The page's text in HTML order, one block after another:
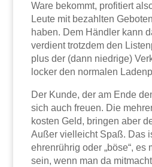
Ware bekommt, profitiert
Leute mit bezahlten
haben. Dem Händler kann
verdient trotzdem den
plus der (dann niedrige)
locker den normalen
Der Kunde, der am Ende
sich auch freuen. Die
kosten Geld, bringen aber
Außer vielleicht Spaß. Das
ehrenrührig oder „böse“, es
sein, wenn man da